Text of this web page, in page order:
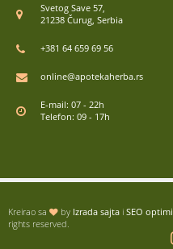
Svetog Save 57,
21238 Čurug, Serbia
+381 64 659 69 56
online@apotekaherba.rs
E-mail: 07 - 22h
Telefon: 09 - 17h
Kreirao sa by Izrada sajta i SEO
rights reserved.